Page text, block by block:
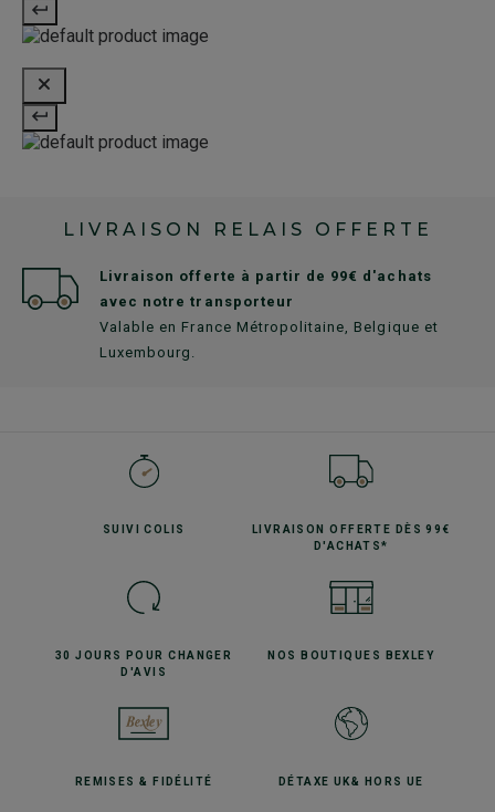
LIVRAISON RELAIS OFFERTE
Livraison offerte à partir de 99€ d'achats
avec notre transporteur
Valable en France Métropolitaine, Belgique et
Luxembourg.
SUIVICOLIS LIVRAISON OFFERTE
DÈS 99€
D'ACHATS*
30 JOURS POURCHANGER
D'AVIS
NOS BOUTIQUES BEXLEY
REMISES& FIDÉLITÉ DÉTAXE UK& HORS UE